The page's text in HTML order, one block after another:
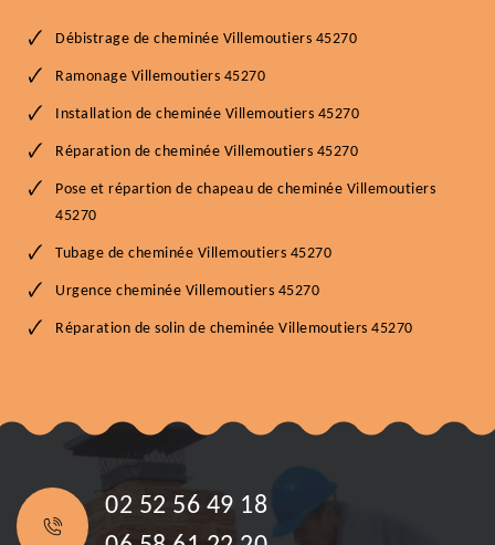
Débistrage de cheminée Villemoutiers 45270
Ramonage Villemoutiers 45270
Installation de cheminée Villemoutiers 45270
Réparation de cheminée Villemoutiers 45270
Pose et répartion de chapeau de cheminée Villemoutiers
45270
Tubage de cheminée Villemoutiers 45270
Urgence cheminée Villemoutiers 45270
Réparation de solin de cheminée Villemoutiers 45270
02 52 56 49 18